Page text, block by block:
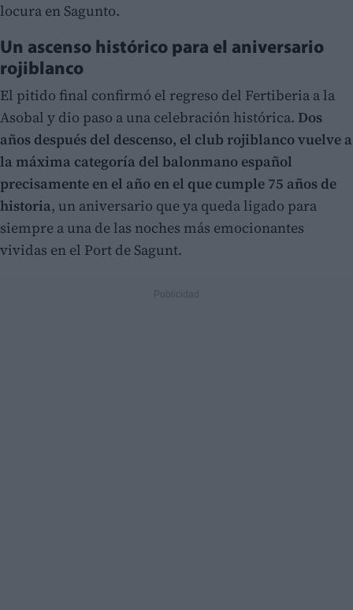
locura en Sagunto.
Un ascenso histórico para el aniversario
rojiblanco
El pitido final confirmó el regreso del Fertiberia a la
Asobal y dio paso a una celebración histórica. Dos
años después del descenso, el club rojiblanco vuelve a
la máxima categoría del balonmano español
precisamente en el año en el que cumple 75 años de
historia, un aniversario que ya queda ligado para
siempre a una de las noches más emocionantes
vividas en el Port de Sagunt.